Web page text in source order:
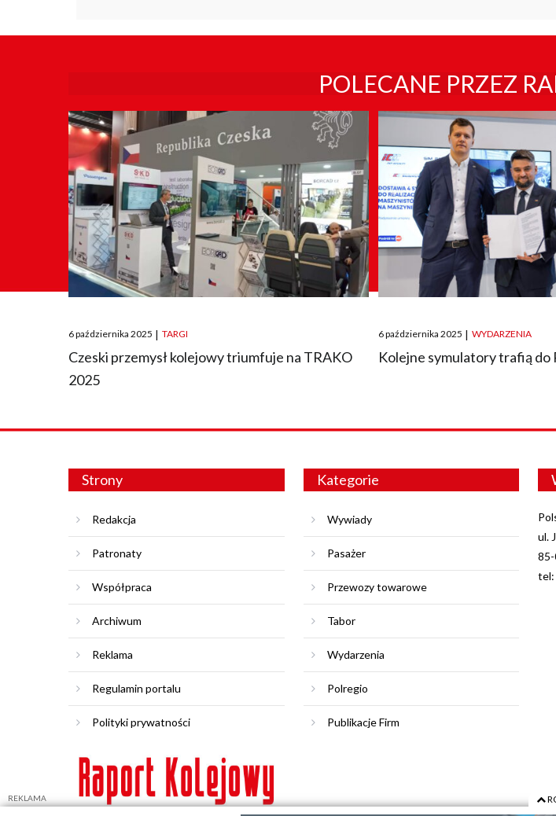
POLECANE PRZEZ
Posted
on
6 października 2025 | TARGI
Czeski przemysł kolejowy triumfuje na TRAKO
2025
Posted
on
6 października 2025 | WYDARZENIA
Kolejne symulatory trafią
Strony
Redakcja
Patronaty
Współpraca
Archiwum
Reklama
Regulamin portalu
Polityki prywatności
Kategorie
Wywiady
Pasażer
Przewozy towarowe
Tabor
Wydarzenia
Polregio
Publikacje Firm
ul.
tel: